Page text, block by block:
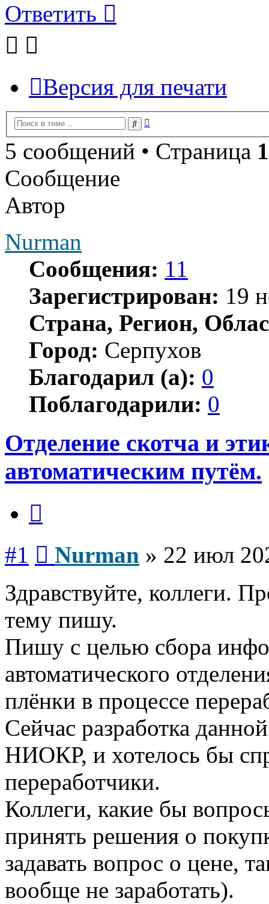
Ответить
Версия для печати
Поиск
5 сообщений • Страница 1
Сообщение
Автор
Nurman
Сообщения: 11
Зарегистрирован: 19
Страна, Регион,
Город: Серпухов
Благодарил (а): 0
Поблагодарили: 0
Отделение скотча и
автоматическим путём.
#1 Nurman » 22 июл
Здравствуйте, коллеги.
тему пишу.
Пишу с целью сбора
автоматического
плёнки в процессе
Сейчас разработка
НИОКР, и хотелось бы
переработчики.
Коллеги, какие бы
принять решения о
задавать вопрос о цене,
вообще не заработать).